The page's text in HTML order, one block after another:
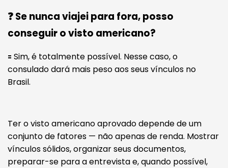
❓ Se nunca viajei para fora, posso
conseguir o visto americano?
🟰 Sim, é totalmente possível. Nesse caso, o
consulado dará mais peso aos seus vínculos no
Brasil.
Ter o visto americano aprovado depende de um
conjunto de fatores — não apenas de renda. Mostrar
vínculos sólidos, organizar seus documentos,
preparar-se para a entrevista e, quando possível,